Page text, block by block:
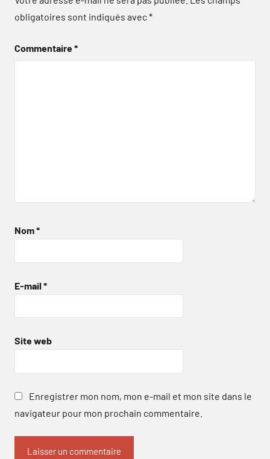
obligatoires sont indiqués avec*
Commentaire*
Nom*
E-mail *
Site web
Enregistrer mon nom, mon e-mail et mon site dans le
navigateur pour mon prochain commentaire.